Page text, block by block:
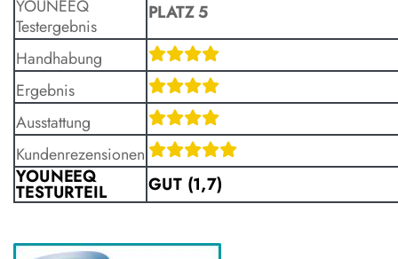
YOUNEEQ
Testergebnis
PLATZ 5
Handhabung
Ergebnis
Ausstattung
Kundenrezensionen
YOUNEEQ
TESTURTEIL GUT (1,7)